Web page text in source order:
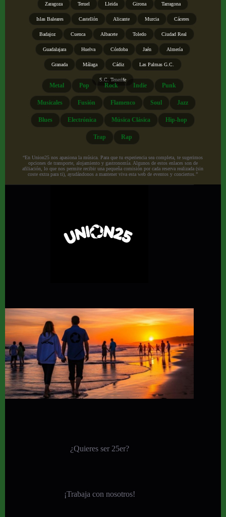
Zaragoza Teruel Lleida Girona Tarragona
Islas Baleares Castellón Alicante Murcia Cáceres
Badajoz Cuenca Albacete Toledo Ciudad Real
Guadalajara Huelva Córdoba Jaén Almería
Granada Málaga Cádiz Las Palmas G.C.
S.C. Tenerife
Metal Pop Rock Indie Punk
Musicales Fusión Flamenco Soul Jazz
Blues Electrónica Música Clásica Hip-hop
Trap Rap
“En Union25 nos apasiona la música. Para que tu experiencia sea completa, te sugerimos
opciones de transporte, alojamiento y gastronomía. Algunos de estos enlaces son de
afiliación, lo que nos permite recibir una pequeña comisión por cada reserva realizada (sin
coste extra para ti), ayudándonos a mantener viva esta web de eventos y conciertos.”
¿Quieres ser 25er?
¡Trabaja con nosotros!